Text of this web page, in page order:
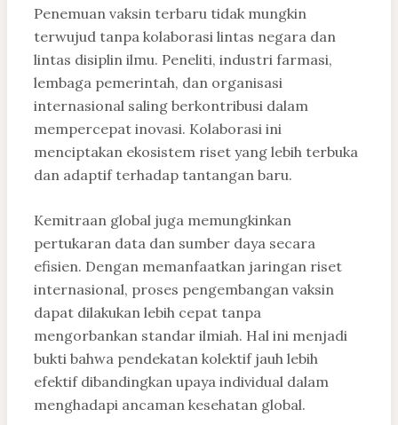
Penemuan vaksin terbaru tidak mungkin
terwujud tanpa kolaborasi lintas negara dan
lintas disiplin ilmu. Peneliti, industri farmasi,
lembaga pemerintah, dan organisasi
internasional saling berkontribusi dalam
mempercepat inovasi. Kolaborasi ini
menciptakan ekosistem riset yang lebih terbuka
dan adaptif terhadap tantangan baru.
Kemitraan global juga memungkinkan
pertukaran data dan sumber daya secara
efisien. Dengan memanfaatkan jaringan riset
internasional, proses pengembangan vaksin
dapat dilakukan lebih cepat tanpa
mengorbankan standar ilmiah. Hal ini menjadi
bukti bahwa pendekatan kolektif jauh lebih
efektif dibandingkan upaya individual dalam
menghadapi ancaman kesehatan global.